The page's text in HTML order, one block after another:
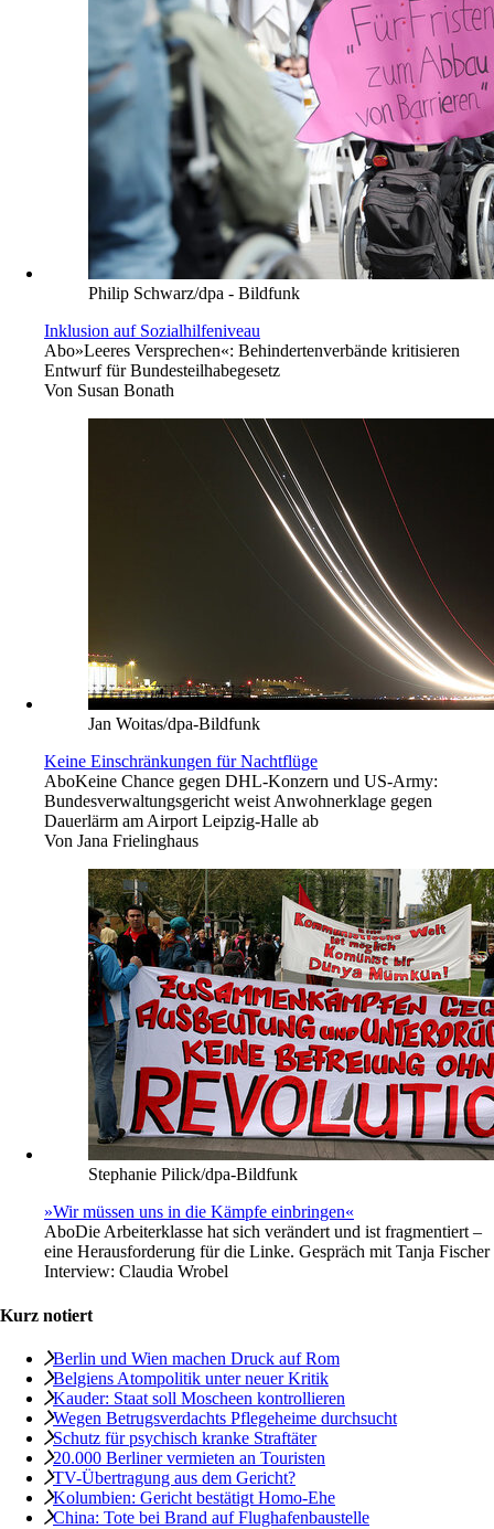
Philip Schwarz/dpa - Bildfunk
Inklusion auf Sozialhilfeniveau
Abo»Leeres Versprechen«: Behindertenverbände kritisieren
Entwurf für Bundesteilhabegesetz
Von Susan Bonath
Jan Woitas/dpa-Bildfunk
Keine Einschränkungen für Nachtflüge
AboKeine Chance gegen DHL-Konzern und US-Army:
Bundesverwaltungsgericht weist Anwohnerklage gegen
Dauerlärm am Airport Leipzig-Halle ab
Von Jana Frielinghaus
Stephanie Pilick/dpa-Bildfunk
»Wir müssen uns in die Kämpfe einbringen«
AboDie Arbeiterklasse hat sich verändert und ist fragmentiert –
eine Herausforderung für die Linke. Gespräch mit Tanja Fischer
Interview: Claudia Wrobel
Kurz notiert
Berlin und Wien machen Druck auf Rom
Belgiens Atompolitik unter neuer Kritik
Kauder: Staat soll Moscheen kontrollieren
Wegen Betrugsverdachts Pflegeheime durchsucht
Schutz für psychisch kranke Straftäter
20.000 Berliner ­vermieten an Touristen
TV-Übertragung aus dem Gericht?
Kolumbien: Gericht bestätigt Homo-Ehe
China: Tote bei Brand auf Flughafenbaustelle